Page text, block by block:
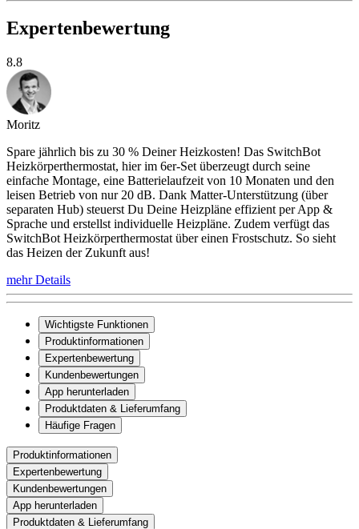
Expertenbewertung
8.8
Moritz
Spare jährlich bis zu 30 % Deiner Heizkosten! Das SwitchBot
Heizkörperthermostat, hier im 6er-Set überzeugt durch seine
einfache Montage, eine Batterielaufzeit von 10 Monaten und den
leisen Betrieb von nur 20 dB. Dank Matter-Unterstützung (über
separaten Hub) steuerst Du Deine Heizpläne effizient per App &
Sprache und erstellst individuelle Heizpläne. Zudem verfügt das
SwitchBot Heizkörperthermostat über einen Frostschutz. So sieht
das Heizen der Zukunft aus!
mehr Details
Wichtigste Funktionen
Produktinformationen
Expertenbewertung
Kundenbewertungen
App herunterladen
Produktdaten & Lieferumfang
Häufige Fragen
Produktinformationen
Expertenbewertung
Kundenbewertungen
App herunterladen
Produktdaten & Lieferumfang